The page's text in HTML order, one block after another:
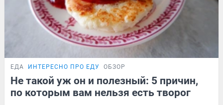
ЕДА ИНТЕРЕСНО ПРО ЕДУ ОБЗОР
Не такой уж он и полезный: 5 причин,
по которым вам нельзя есть творог